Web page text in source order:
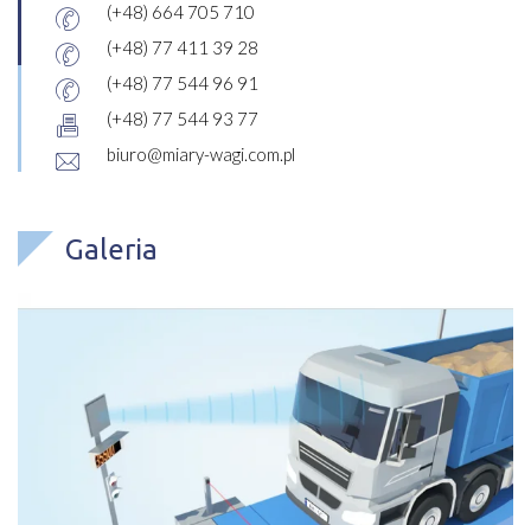
(+48) 664 705 710
(+48) 77 411 39 28
(+48) 77 544 96 91
(+48) 77 544 93 77
biuro@miary-wagi.com.pl
Galeria